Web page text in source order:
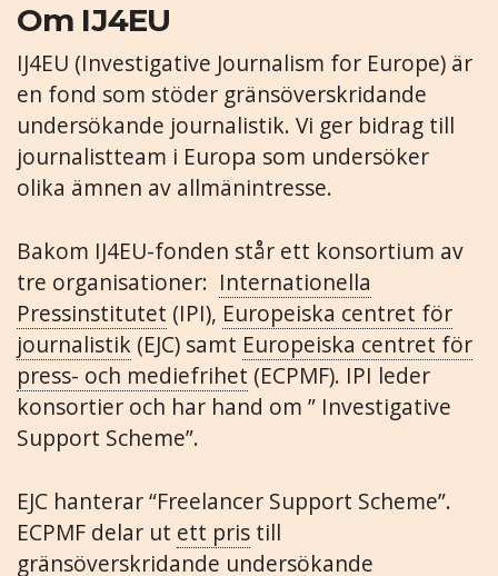
Om IJ4EU
IJ4EU (Investigative Journalism for Europe) är
en fond som stöder gränsöverskridande
undersökande journalistik. Vi ger bidrag till
journalistteam i Europa som undersöker
olika ämnen av allmänintresse.
Bakom IJ4EU-fonden står ett konsortium av
tre organisationer: Internationella
Pressinstitutet (IPI), Europeiska centret för
journalistik (EJC) samt Europeiska centret för
press- och mediefrihet (ECPMF). IPI leder
konsortier och har hand om ” Investigative
Support Scheme”.
EJC hanterar “Freelancer Support Scheme”.
ECPMF delar ut ett pris till
gränsöverskridande undersökande